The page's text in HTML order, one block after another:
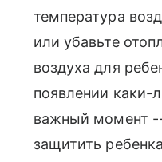
температура
или убавьте
воздуха для
появлении каки-
важный момент
защитить